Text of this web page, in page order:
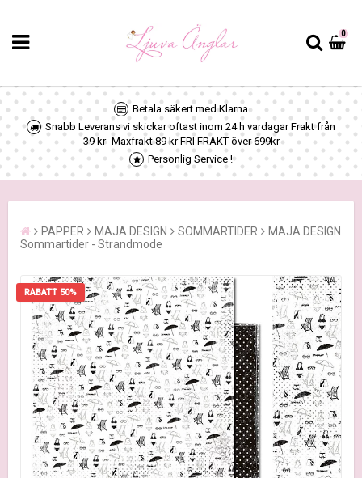
0
Betala säkert med Klarna
Snabb Leverans vi skickar oftast inom 24 h vardagar Frakt från
39 kr -Maxfrakt 89 kr FRI FRAKT över 699kr
Personlig Service !
PAPPER MAJA DESIGN SOMMARTIDER
MAJA DESIGN
Sommartider - Strandmode
RABATT 50%